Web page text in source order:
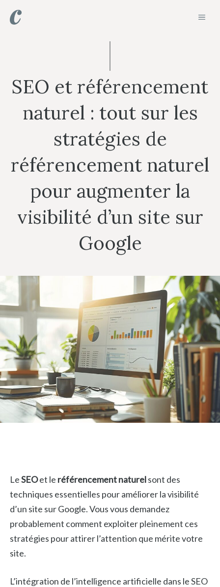
SEO et référencement
naturel : tout sur les
stratégies de
référencement naturel
pour augmenter la
visibilité d’un site sur
Google
LeSEOet le référencement naturelsont des
techniques essentielles pour améliorer la visibilité
d’un site sur Google. Vous vous demandez
probablement comment exploiter pleinement ces
stratégies pour attirer l’attention que mérite votre
site.
L’intégration de l’intelligence artificielle dans le SEO